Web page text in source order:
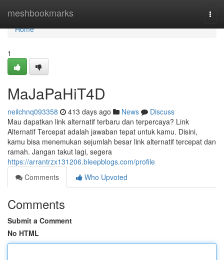
meshbookmarks
Home
Home
1
MaJaPaHiT4D
neilchnq093358 413 days ago News
Discuss
Mau dapatkan link alternatif terbaru dan terpercaya? Link
Alternatif Tercepat adalah jawaban tepat untuk kamu. Disini,
kamu bisa menemukan sejumlah besar link alternatif tercepat dan
ramah. Jangan takut lagi, segera
https://arrantrzx131206.bleepblogs.com/profile
Comments
Who Upvoted
Comments
Submit a Comment
No HTML